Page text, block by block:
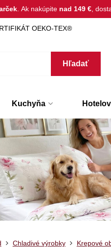
Ak nakúpite nad 149 € ,
OEKO-TEX®
Hľadať
Kuchyňa
Chladivé výrobky Krepové